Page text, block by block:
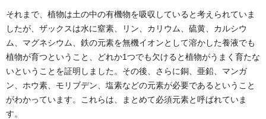
それまで、植物は土の中の有機物を吸収していると考えられていま
したが、ザックスは水に窒素、リン、カリウム、硫黄、カルシウ
ム、マグネシウム、鉄の元素を無機イオンとして溶かした養液でも
植物が育つということ、どれか1つでも欠けると植物がうまく育たな
いということを証明しました。その後、さらに銅、亜鉛、マンガ
ン、ホウ素、モリブデン、塩素などの元素が必要であるということ
がわかっています。これらは、まとめて必須元素と呼ばれていま
す。